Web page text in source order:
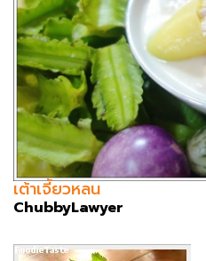
เต้าเจี้ยวหลน
ChubbyLawyer